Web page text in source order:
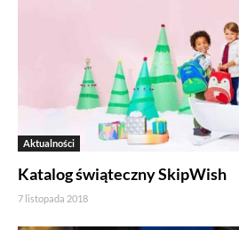
Aktualności
Katalog świąteczny SkipWish
7 listopada 2018